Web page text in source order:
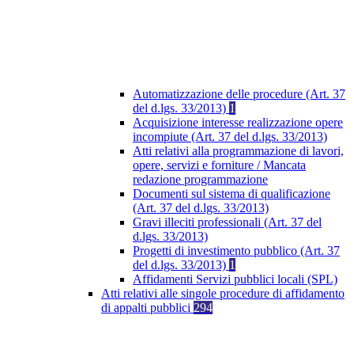
Automatizzazione delle procedure (Art. 37
del d.lgs. 33/2013) 1
Acquisizione interesse realizzazione opere
incompiute (Art. 37 del d.lgs. 33/2013)
Atti relativi alla programmazione di lavori,
opere, servizi e forniture / Mancata
redazione programmazione
Documenti sul sistema di qualificazione
(Art. 37 del d.lgs. 33/2013)
Gravi illeciti professionali (Art. 37 del
d.lgs. 33/2013)
Progetti di investimento pubblico (Art. 37
del d.lgs. 33/2013) 1
Affidamenti Servizi pubblici locali (SPL)
Atti relativi alle singole procedure di affidamento
di appalti pubblici 294